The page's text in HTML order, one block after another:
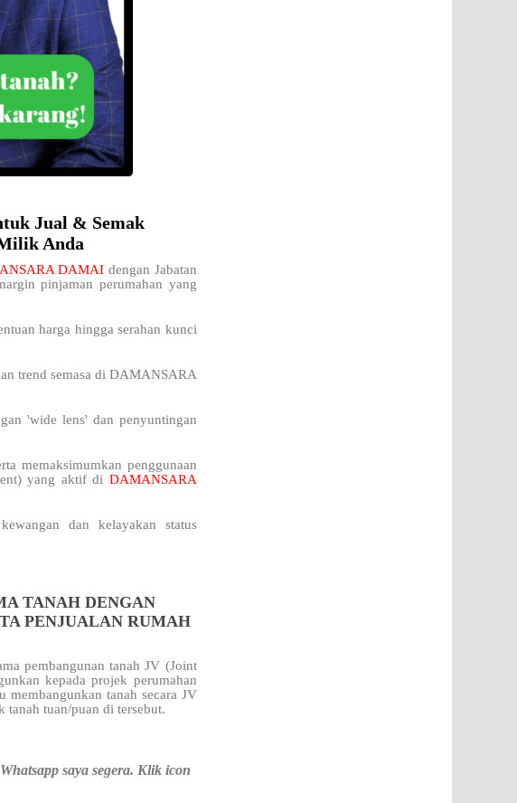
Jual & Semak
Anda
DAMAI dengan Jabatan
pinjaman perumahan yang
harga hingga serahan kunci
trend semasa di DAMANSARA
'wide lens' dan penyuntingan
memaksimumkan penggunaan
yang aktif di DAMANSARA
dan kelayakan status
TANAH DENGAN
PENJUALAN RUMAH
pembangunan tanah JV (Joint
kepada projek perumahan
tanah secara JV
tanah tuan/puan ditersebut.
saya segera. Klik icon